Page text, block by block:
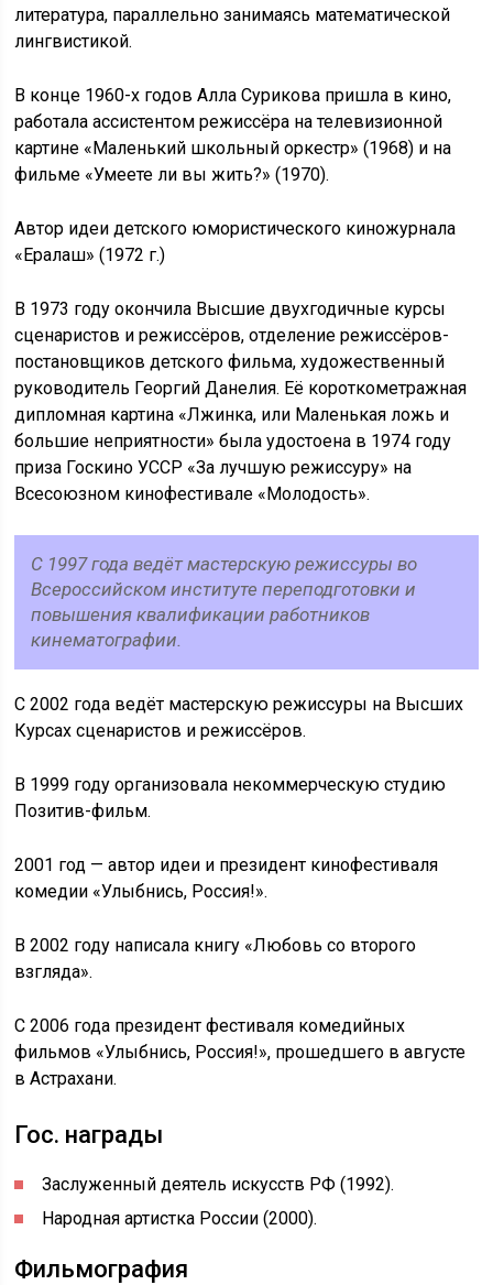
литература, параллельно занимаясь математической
лингвистикой.
В конце 1960-х годов Алла Сурикова пришла в кино,
работала ассистентом режиссёра на телевизионной
картине «Маленький школьный оркестр» (1968) и на
фильме «Умеете ли вы жить?» (1970).
Автор идеи детского юмористического киножурнала
«Ералаш» (1972 г.)
В 1973 году окончила Высшие двухгодичные курсы
сценаристов и режиссёров, отделение режиссёров-
постановщиков детского фильма, художественный
руководитель Георгий Данелия. Её короткометражная
дипломная картина «Лжинка, или Маленькая ложь и
большие неприятности» была удостоена в 1974 году
приза Госкино УССР «За лучшую режиссуру» на
Всесоюзном кинофестивале «Молодость».
С 1997 года ведёт мастерскую режиссуры во
Всероссийском институте переподготовки и
повышения квалификации работников
кинематографии.
С 2002 года ведёт мастерскую режиссуры на Высших
Курсах сценаристов и режиссёров.
В 1999 году организовала некоммерческую студию
Позитив-фильм.
2001 год — автор идеи и президент кинофестиваля
комедии «Улыбнись, Россия!».
В 2002 году написала книгу «Любовь со второго
взгляда».
С 2006 года президент фестиваля комедийных
фильмов «Улыбнись, Россия!», прошедшего в августе
в Астрахани.
Гос. награды
Заслуженный деятель искусств РФ (1992).
Народная артистка России (2000).
Фильмография